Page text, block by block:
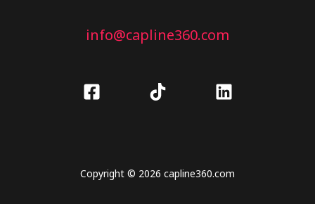
info@capline360.com
Copyright © 2026 capline360.com